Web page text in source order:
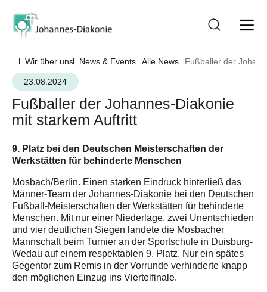
... Wir über uns News & Events Alle News
Fußballer der
23.08.2024
Fußballer der Johannes-Diakonie
mit starkem Auftritt
9. Platz bei den Deutschen Meisterschaften der
Werkstätten für behinderte Menschen
Mosbach/Berlin. Einen starken Eindruck hinterließ das
Männer-Team der Johannes-Diakonie bei den Deutschen
Fußball-Meisterschaften der Werkstätten für behinderte
Menschen. Mit nur einer Niederlage, zwei Unentschieden
und vier deutlichen Siegen landete die Mosbacher
Mannschaft beim Turnier an der Sportschule in Duisburg-
Wedau auf einem respektablen 9. Platz. Nur ein spätes
Gegentor zum Remis in der Vorrunde verhinderte knapp
den möglichen Einzug ins Viertelfinale.